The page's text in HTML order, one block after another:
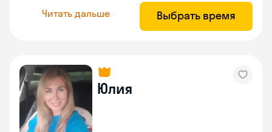
Читать дальше Выбрать время
Юлия